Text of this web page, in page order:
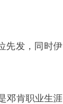
先发，同时伊
邓肯职业生涯